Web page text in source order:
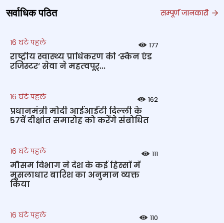
सर्वाधिक पठित सम्पूर्ण जानकारी
16 घंटे पहले 177
राष्‍ट्रीय स्‍वास्‍थ्‍य प्राधिकरण की ‘स्कैन एंड
रजिस्टर’ सेवा ने महत्‍वपूर्...
16 घंटे पहले 162
प्रधानमंत्री मोदी आईआईटी दिल्ली के
57वें दीक्षांत समारोह को करेंगे संबोधित
16 घंटे पहले 111
मौसम विभाग ने देश के कई हिस्सों में
मूसलाधार बारिश का अनुमान व्यक्त
किया
16 घंटे पहले 110